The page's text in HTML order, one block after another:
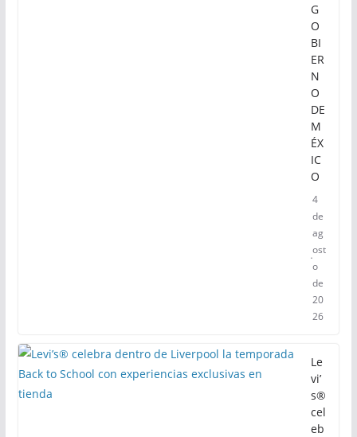
G
O
BI
ER
N
O
DE
M
ÉX
IC
O
4
de
ag
ost
o
de
20
26
Le
vi’
s®
cel
eb